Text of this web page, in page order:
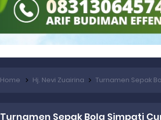
Home Hj. Nevi Zuairina Turnamen Sepak Bola
Turnamen Sepak Bola Simpati